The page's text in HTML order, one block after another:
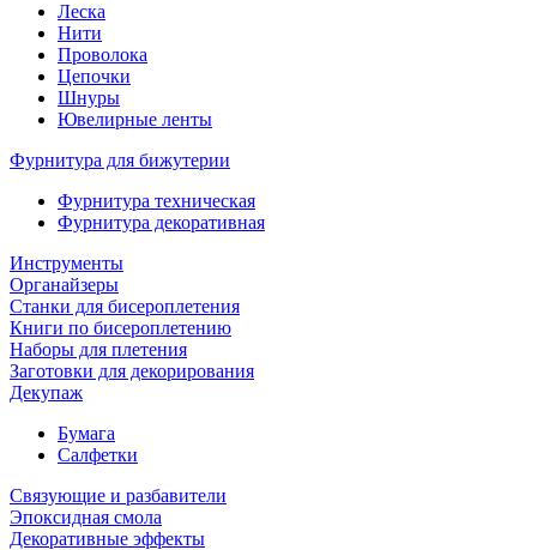
Леска
Нити
Проволока
Цепочки
Шнуры
Ювелирные ленты
Фурнитура для бижутерии
Фурнитура техническая
Фурнитура декоративная
Инструменты
Органайзеры
Станки для бисероплетения
Книги по бисероплетению
Наборы для плетения
Заготовки для декорирования
Декупаж
Бумага
Салфетки
Связующие и разбавители
Эпоксидная смола
Декоративные эффекты